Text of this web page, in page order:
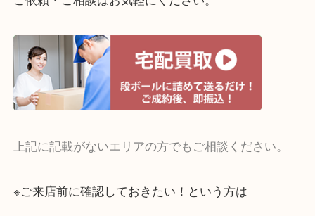
・宅配買取実施中
一部の対象品を除き全国より宅配買取を承っていま